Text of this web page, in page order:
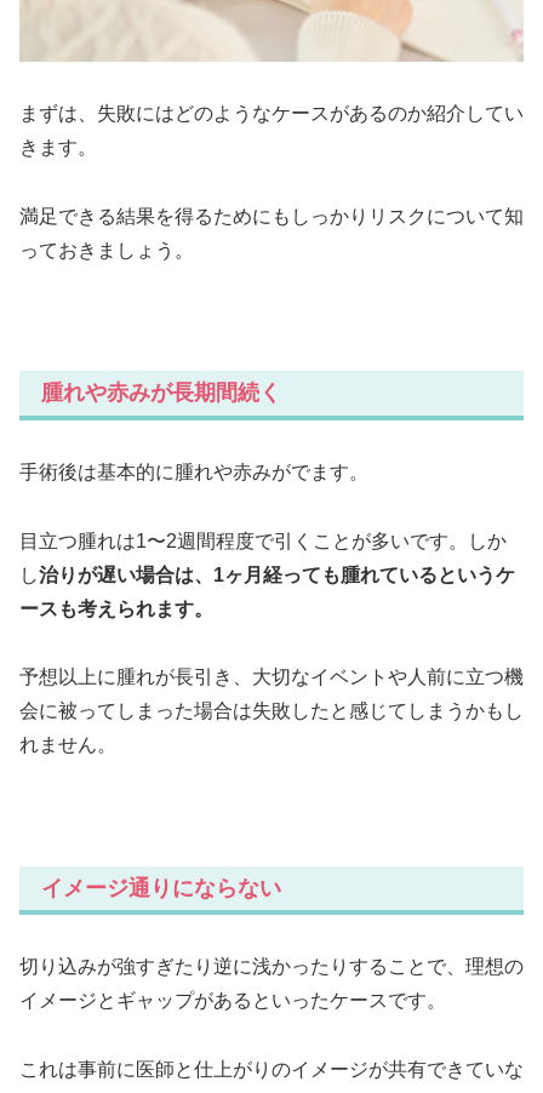
まずは、失敗にはどのようなケースがあるのか紹介してい
きます。
満足できる結果を得るためにもしっかりリスクについて知
っておきましょう。
腫れや赤みが長期間続く
手術後は基本的に腫れや赤みがでます。
目立つ腫れは1〜2週間程度で引くことが多いです。しか
し治りが遅い場合は、1ヶ月経っても腫れているというケ
ースも考えられます。
予想以上に腫れが長引き、大切なイベントや人前に立つ機
会に被ってしまった場合は失敗したと感じてしまうかもし
れません。
イメージ通りにならない
切り込みが強すぎたり逆に浅かったりすることで、理想の
イメージとギャップがあるといったケースです。
これは事前に医師と仕上がりのイメージが共有できていな